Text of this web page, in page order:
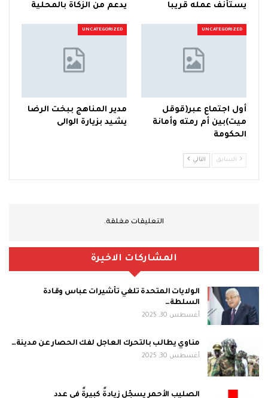
يستأنف عمله قريبا
يدعم من الزكاة بالمحلية
UNCATEGORIZED
أول اجتماع عبر(قوقل
ميت)بين أم رمته وأمانة
الحكومة
UNCATEGORIZED
مدير المناهج ببخت الرضا
يشيد بزيارة الوالى
السابق التالي
التعليقات مغلقة.
المشاركات الاخيرة
الولايات المتحدة تلغي تأشيرات عباس وقادة
السلطة…
أغسطس 30, 2025
مناوي يطالب بالتحرك العاجل لفك الحصار عن مدينة…
أغسطس 30, 2025
الصليب الأحمر يسجّل زيادةً كبيرةً في عدد